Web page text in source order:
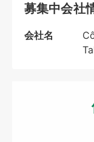
募集中会社
会社名